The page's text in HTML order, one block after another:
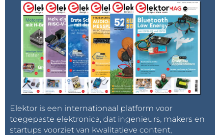
Elektor is een internationaal platform voor
toegepaste elektronica, dat ingenieurs, makers en
startups voorziet van kwalitatieve content,